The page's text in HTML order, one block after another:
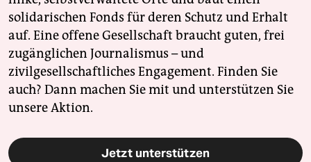
solidarischen Fonds für deren Schutz und Erhalt
auf. Eine offene Gesellschaft braucht guten, frei
zugänglichen Journalismus – und
zivilgesellschaftliches Engagement. Finden Sie
auch? Dann machen Sie mit und unterstützen Sie
unsere Aktion.
Jetzt unterstützen